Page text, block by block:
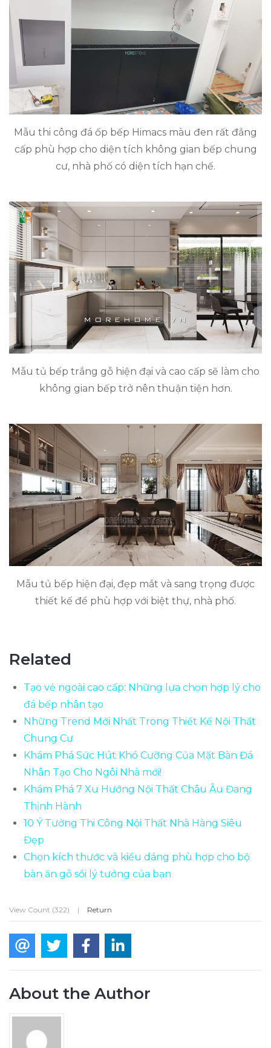
Mẫu thi công đá ốp bếp Himacs màu đen rất đẳng
cấp phù hợp cho diện tích không gian bếp chung
cư, nhà phố có diện tích hạn chế.
Mẫu tủ bếp trắng gỗ hiện đại và cao cấp sẽ làm cho
không gian bếp trở nên thuận tiện hơn.
Mẫu tủ bếp hiện đại, đẹp mắt và sang trọng được
thiết kế để phù hợp với biệt thự, nhà phố.
Related
Tạo vẻ ngoài cao cấp: Những lựa chọn hợp lý cho
đá bếp nhân tạo
Những Trend Mới Nhất Trong Thiết Kế Nội Thất
Chung Cư
Khám Phá Sức Hút Khó Cưỡng Của Mặt Bàn Đá
Nhân Tạo Cho Ngôi Nhà mới!
Khám Phá 7 Xu Hướng Nội Thất Châu Âu Đang
Thịnh Hành
10 Ý Tưởng Thi Công Nội Thất Nhà Hàng Siêu
Đẹp
Chọn kích thước và kiểu dáng phù hợp cho bộ
bàn ăn gỗ sồi lý tưởng của bạn
View Count (322) | Return
About the Author